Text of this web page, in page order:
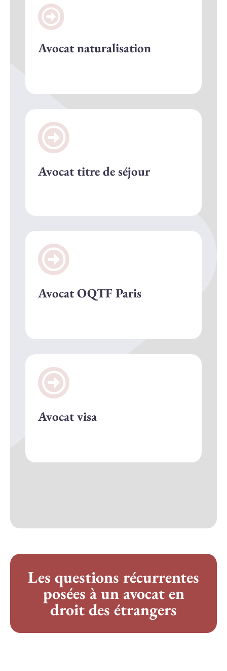
Avocat naturalisation
Avocat titre de séjour
Avocat OQTF Paris
Avocat visa
Les questions récurrentes
posées à un avocat en
droit des étrangers